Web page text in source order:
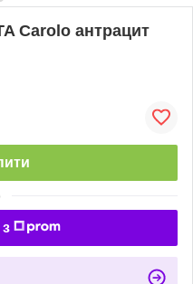
Carolo антрацит